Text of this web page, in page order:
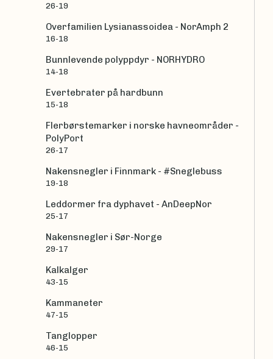
26-19
Overfamilien Lysianassoidea - NorAmph 2
16-18
Bunnlevende polyppdyr - NORHYDRO
14-18
Evertebrater på hardbunn
15-18
Flerbørstemarker i norske havneområder -
PolyPort
26-17
Nakensnegler i Finnmark - #Sneglebuss
19-18
Leddormer fra dyphavet - AnDeepNor
25-17
Nakensnegler i Sør-Norge
29-17
Kalkalger
43-15
Kammaneter
47-15
Tanglopper
46-15